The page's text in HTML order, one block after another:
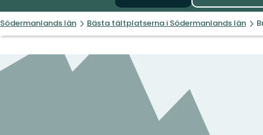
Södermanlands län Bästa tältplatserna i Södermanlands län